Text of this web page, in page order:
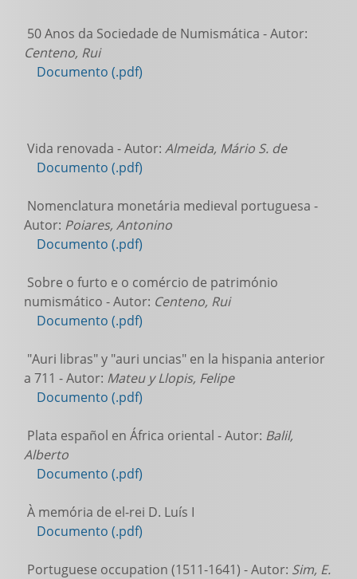
50 Anos da Sociedade de Numismática - Autor:
Centeno, Rui
Documento (.pdf)
Vida renovada - Autor: Almeida, Mário S. de
Documento (.pdf)
Nomenclatura monetária medieval portuguesa -
Autor: Poiares, Antonino
Documento (.pdf)
Sobre o furto e o comércio de património
numismático - Autor: Centeno, Rui
Documento (.pdf)
"Auri libras" y "auri uncias" en la hispania anterior
a 711 - Autor: Mateu y Llopis, Felipe
Documento (.pdf)
Plata español en África oriental - Autor: Balil,
Alberto
Documento (.pdf)
À memória de el-rei D. Luís I
Documento (.pdf)
Portuguese occupation (1511-1641) - Autor: Sim, E.